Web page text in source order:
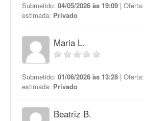
Submetido: 04/05/2026 às 19:09 | Oferta:
estimada: Privado
Maria L.
Submetido: 01/06/2026 às 13:28 | Oferta:
estimada: Privado
Beatriz B.